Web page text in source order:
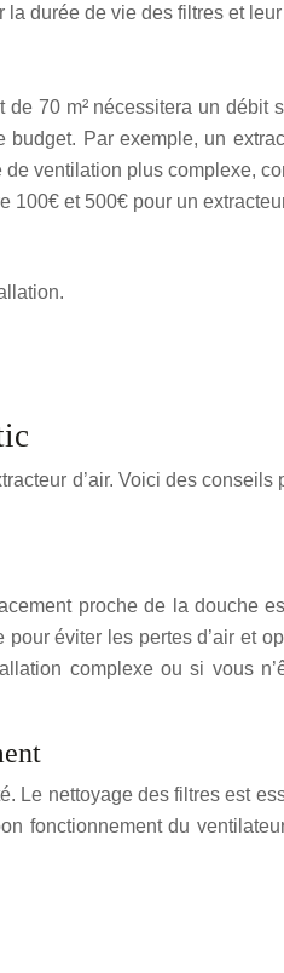
durée de vie des filtres et
70 m² nécessitera un
Par exemple, un
ventilation plus complexe,
100€ et 500€ pour un
d’air. Voici des
proche de la douche
éviter les pertes d’air et
complexe ou si vous
nettoyage des filtres est
fonctionnement du